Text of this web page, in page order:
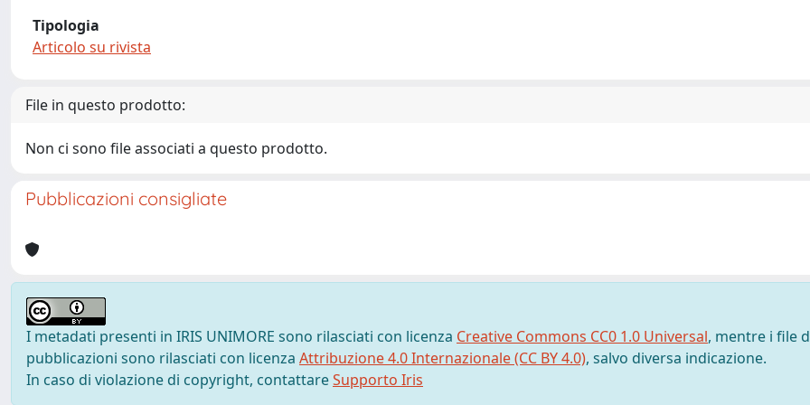
Tipologia
Articolo su rivista
File in questo prodotto:
Non ci sono file associati a questo prodotto.
Pubblicazioni consigliate
I metadati presenti in IRIS UNIMORE sono rilasciati con licenza Creative Commons CC0 1.0 Universal, mentre i file
pubblicazioni sono rilasciati con licenza Attribuzione 4.0 Internazionale (CC BY 4.0), salvo diversa indicazione.
In caso di violazione di copyright, contattareSupporto Iris